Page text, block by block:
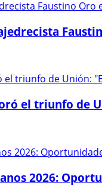
el triunfo de
2026: